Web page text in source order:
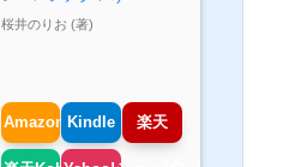
桜井のりお (著)
Amazon Kindle 楽天